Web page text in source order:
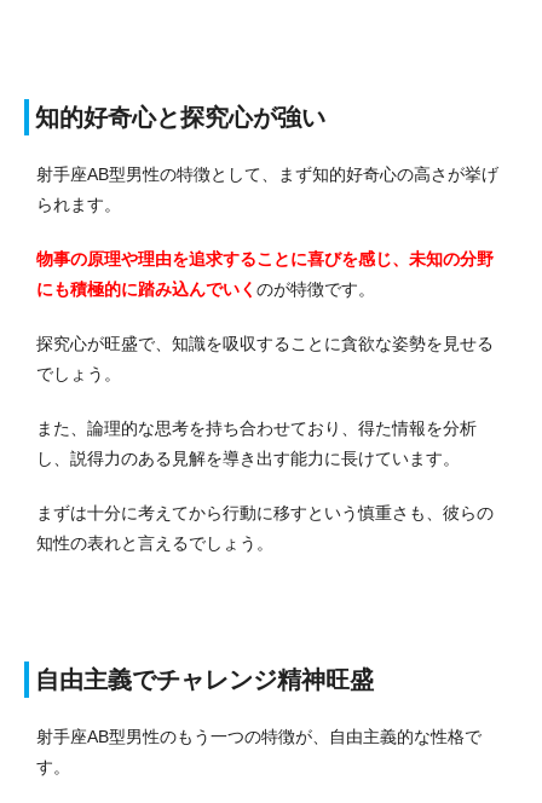
知的好奇心と探究心が強い
射手座AB型男性の特徴として、まず知的好奇心の高さが挙げ
られます。
物事の原理や理由を追求することに喜びを感じ、未知の分野
にも積極的に踏み込んでいく のが特徴です。
探究心が旺盛で、知識を吸収することに貪欲な姿勢を見せる
でしょう。
また、論理的な思考を持ち合わせており、得た情報を分析
し、説得力のある見解を導き出す能力に長けています。
まずは十分に考えてから行動に移すという慎重さも、彼らの
知性の表れと言えるでしょう。
自由主義でチャレンジ精神旺盛
射手座AB型男性のもう一つの特徴が、自由主義的な性格で
す。